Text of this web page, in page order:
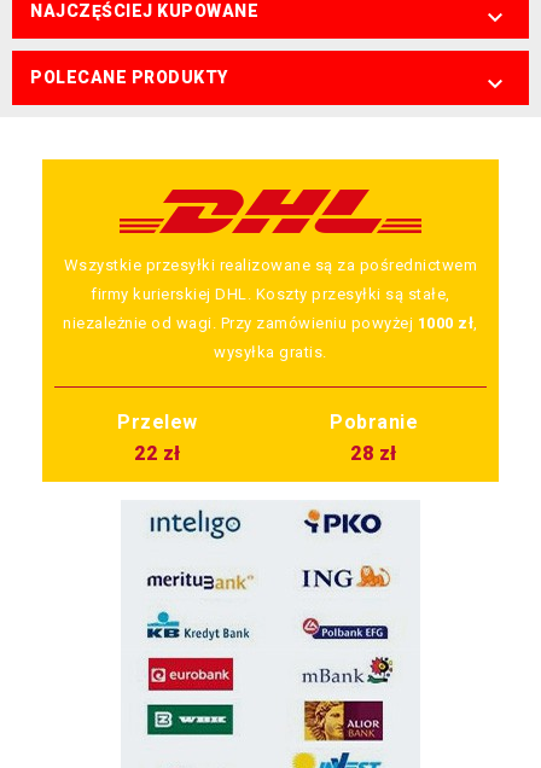
NAJCZĘŚCIEJ KUPOWANE 
POLECANE PRODUKTY 
Wszystkie przesyłki realizowane są za pośrednictwem
firmy kurierskiej DHL. Koszty przesyłki są stałe,
niezależnie od wagi. Przy zamówieniu powyżej 1000 zł
wysyłka gratis.
Przelew
Pobranie
22 zł
28 zł